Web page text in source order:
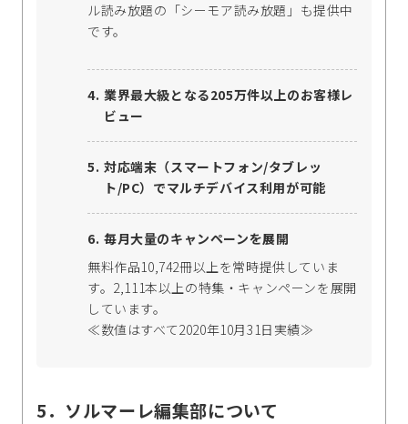
ル読み放題の「シーモア読み放題」も提供中
です。
業界最大級となる205万件以上のお客様レ
ビュー
対応端末（スマートフォン/タブレッ
ト/PC）でマルチデバイス利用が可能
毎月大量のキャンペーンを展開
無料作品10,742冊以上を常時提供していま
す。2,111本以上の特集・キャンペーンを展開
しています。
≪数値はすべて2020年10月31日実績≫
5．ソルマーレ編集部について